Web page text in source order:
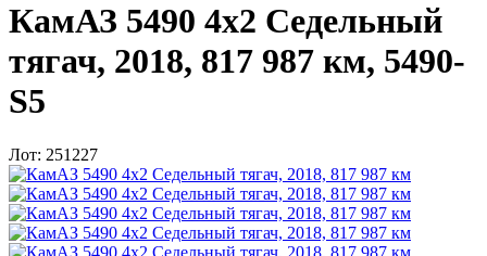
КамАЗ 5490 4x2 Седельный
тягач, 2018, 817 987 км, 5490-
S5
Лот: 251227